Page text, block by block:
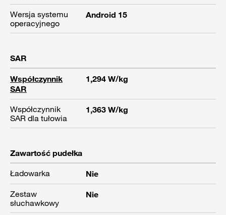
Wersja systemu
operacyjnego
Android 15
SAR
Współczynnik
SAR
1,294 W/kg
Współczynnik
SAR dla tułowia
1,363 W/kg
Zawartość pudełka
Ładowarka
Nie
Zestaw
słuchawkowy
Nie